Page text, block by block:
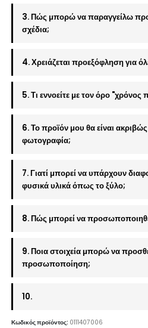
3. Πώς μπορώ να παραγγείλω
σχέδια;
4. Χρειάζεται προεξόφληση για
5. Τι εννοείτε με τον όρο
6. Το προϊόν μου θα είναι
φωτογραφία;
7. Γιατί μπορεί να υπάρχουν
φυσικά υλικά όπως το ξύλο;
8. Πώς μπορεί να
9. Ποια στοιχεία μπορώ να
προσωποποίηση;
10.
Κωδικός προϊόντος: 0111407006